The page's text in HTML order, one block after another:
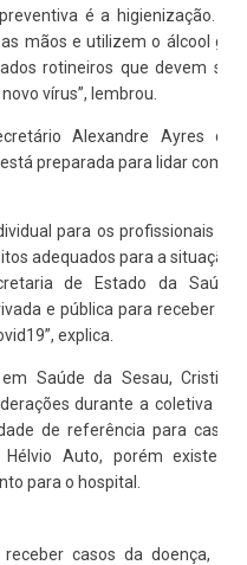
é a higienização. “É
mãos e utilizem o álcool gel
rotineiros que devem ser
vírus”, lembrou.
Alexandre Ayres diz
preparada para lidar com a
para os profissionais de
adequados para a situação,
de Estado da Saúde
e pública para receber os
explica.
Saúde da Sesau, Cristina
durante a coletiva de
de referência para casos
Auto, porém existe a
para o hospital.
casos da doença, no